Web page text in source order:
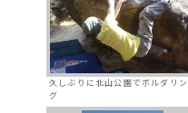
久しぶりに北山公園でボルダリン
グ